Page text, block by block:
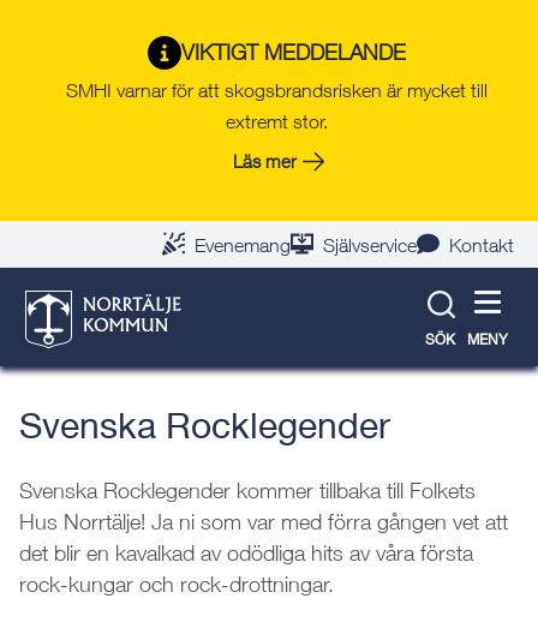
VIKTIGT MEDDELANDE
SMHI varnar för att skogsbrandsrisken är mycket till
extremt stor.
Läs mer
Evenemang Självservice Kontakt
SÖK MENY
Tillbaka till evenemangslista
Svenska Rocklegender
Svenska Rocklegender kommer tillbaka till Folkets
Hus Norrtälje! Ja ni som var med förra gången vet att
det blir en kavalkad av odödliga hits av våra första
rock-kungar och rock-drottningar.